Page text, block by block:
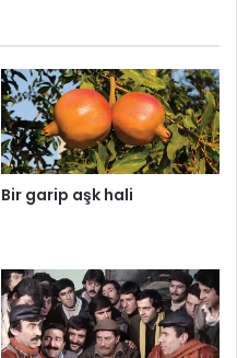
Bir garip aşk hali